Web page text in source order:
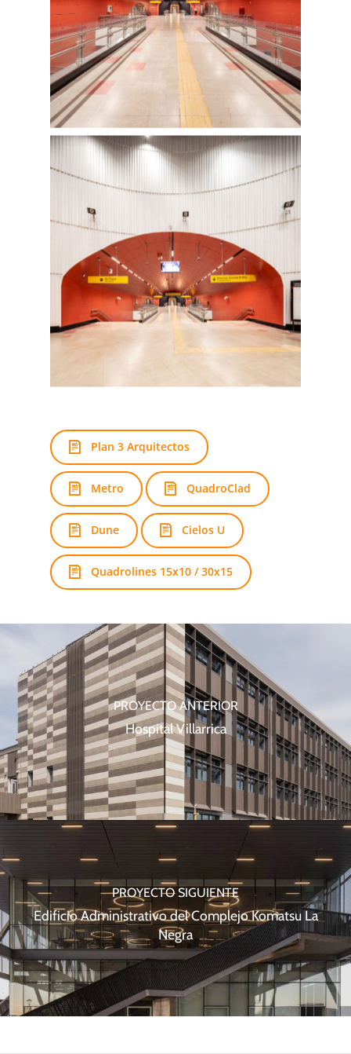
Plan 3 Arquitectos
Metro QuadroClad
Dune Cielos U
Quadrolines 15x10 / 30x15
PROYECTO ANTERIOR
Hospital Villarrica
PROYECTO SIGUIENTE
Edificio Administrativo del Complejo Komatsu La
Negra